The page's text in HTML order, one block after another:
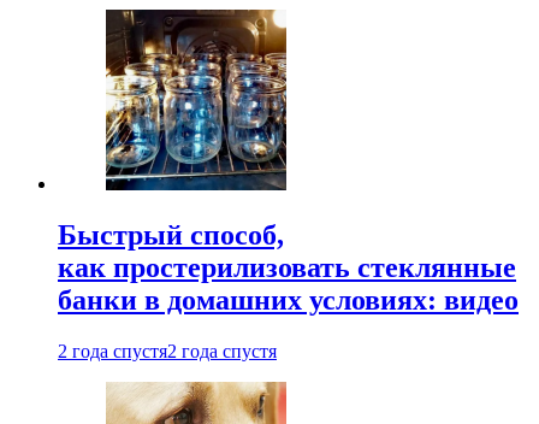
Быстрый способ,
как простерилизовать стеклянные
банки в домашних условиях: видео
2 года спустя2 года спустя